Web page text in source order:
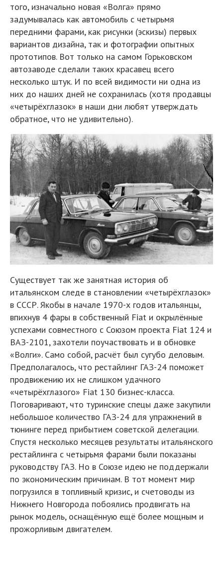
того, изначально новая «Волга» прямо
задумывалась как автомобиль с четырьмя
передними фарами, как рисунки (эскизы) первых
вариантов дизайна, так и фотографии опытных
прототипов. Вот только на самом Горьковском
автозаводе сделали таких красавец всего
несколько штук. И по всей видимости ни одна из
них до наших дней не сохранилась (хотя продавцы
«четырёхглазок» в наши дни любят утверждать
обратное, что не удивительно).
Существует так же занятная история об
итальянском следе в становлении «четырёхглазок»
в СССР. Якобы в начале 1970-х годов итальянцы,
впихнув 4 фары в собственный Fiat и окрылённые
успехами совместного с Союзом проекта Fiat 124 и
ВАЗ-2101, захотели поучаствовать и в обновке
«Волги». Само собой, расчёт был сугубо деловым.
Предполагалось, что рестайлинг ГАЗ-24 поможет
продвижению их не слишком удачного
«четырёхглазого» Fiat 130 бизнес-класса.
Поговаривают, что туринские спецы даже закупили
небольшое количество ГАЗ-24 для упражнений в
тюнинге перед прибытием советской делегации.
Спустя несколько месяцев результаты итальянского
рестайлинга с четырьмя фарами были показаны
руководству ГАЗ. Но в Союзе идею не поддержали
по экономическим причинам. В тот момент мир
погрузился в топливный кризис, и счетоводы из
Нижнего Новгорода побоялись продвигать на
рынок модель, оснащённую ещё более мощным и
прожорливым двигателем.